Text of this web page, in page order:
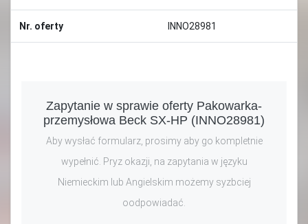
Nr. oferty INNO28981
Zapytanie w sprawie oferty Pakowarka-
przemysłowa Beck SX-HP (INNO28981)
Aby wysłać formularz, prosimy aby go kompletnie
wypełnić. Pryz okazji, na zapytania w języku
Niemieckim lub Angielskim możemy syzbciej
oodpowiadać.